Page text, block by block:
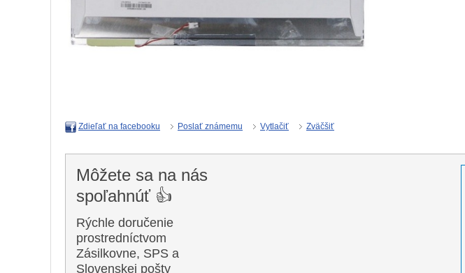
Zdieľať na facebooku Poslať známemu Vytlačiť Zväčšiť
Môžete sa na nás
spoľahnúť 👍
Rýchle doručenie
prostredníctvom
Zásilkovne, SPS a
Slovenskej pošty